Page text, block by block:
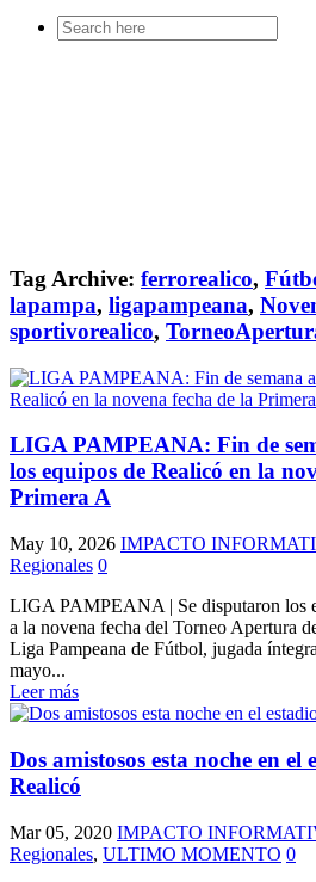
Search
for:
Tag Archive: ferrorealico,
lapampa, ligapampeana,
sportivorealico,
LIGA PAMPEANA: Fin de
los equipos de Realicó en la
Primera A
May 10, 2026 IMPACTO
Regionales 0
LIGA PAMPEANA | Se disputaron los
a la novena fecha del Torneo Apertura
Liga Pampeana de Fútbol, jugada
mayo...
Leer más
Dos amistosos esta noche en el
Realicó
Mar 05, 2020 IMPACTO
Regionales, ULTIMO MOMENTO 0